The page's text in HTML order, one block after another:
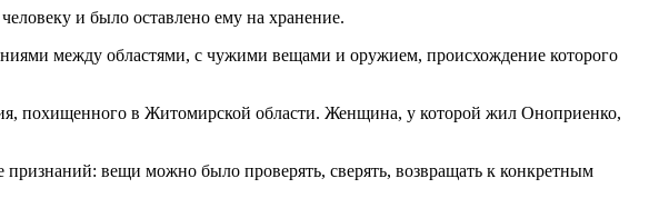
и было оставлено ему на хранение.
между областями, с чужими вещами и оружием, происхождение которого
похищенного в Житомирской области. Женщина, у которой жил Оноприенко,
вещи можно было проверять, сверять, возвращать к конкретным